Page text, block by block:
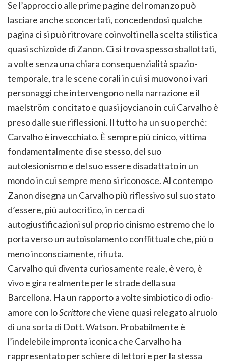
Se l’approccio alle prime pagine del romanzo può
lasciare anche sconcertati, concedendosi qualche
pagina ci si può ritrovare coinvolti nella scelta stilistica
quasi schizoide di Zanon. Ci si trova spesso sballottati,
a volte senza una chiara consequenzialità spazio-
temporale, tra le scene corali in cui si muovono i vari
personaggi che intervengono nella narrazione e il
maelström concitato e quasi joyciano in cui Carvalho è
preso dalle sue riflessioni. Il tutto ha un suo perché:
Carvalho è invecchiato. È sempre più cinico, vittima
fondamentalmente di se stesso, del suo
autolesionismo e del suo essere disadattato in un
mondo in cui sempre meno si riconosce. Al contempo
Zanon disegna un Carvalho più riflessivo sul suo stato
d’essere, più autocritico, in cerca di
autogiustificazioni sul proprio cinismo estremo che lo
porta verso un autoisolamento conflittuale che, più o
meno inconsciamente, rifiuta.
Carvalho qui diventa curiosamente reale, è vero, è
vivo e gira realmente per le strade della sua
Barcellona. Ha un rapporto a volte simbiotico di odio-
amore con loScrittoreche viene quasi relegato al ruolo
di una sorta di Dott. Watson. Probabilmente è
l’indelebile impronta iconica che Carvalho ha
rappresentato per schiere di lettori e per la stessa